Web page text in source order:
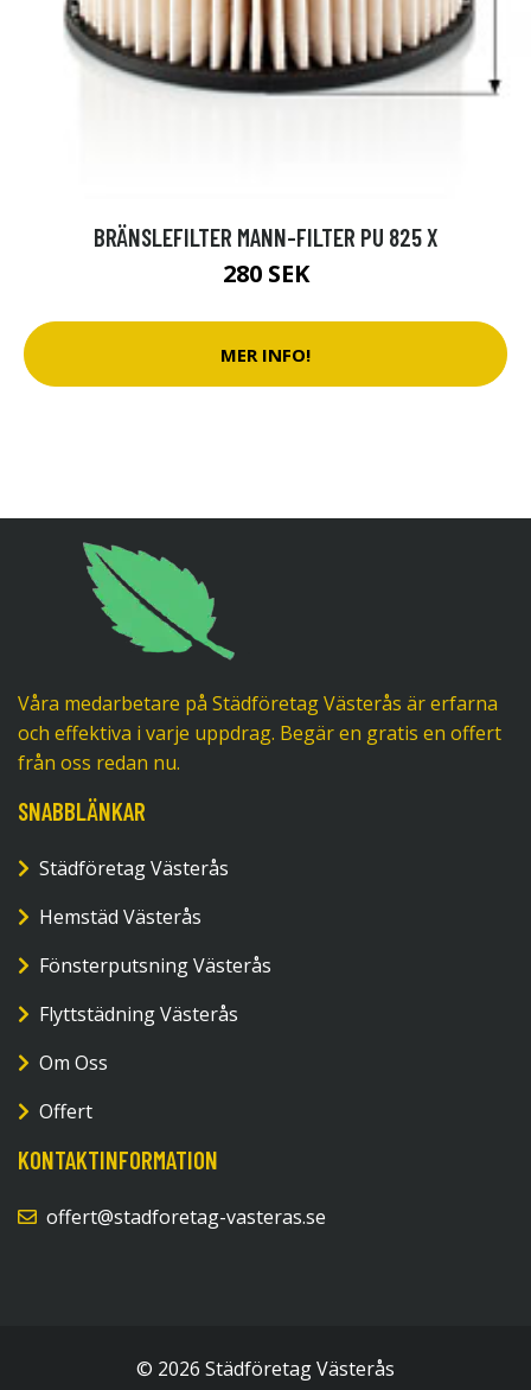
BRÄNSLEFILTER MANN-FILTER PU 825 X
280 SEK
MER INFO!
Våra medarbetare på Städföretag Västerås är erfarna
och effektiva i varje uppdrag. Begär en gratis en offert
från oss redan nu.
SNABBLÄNKAR
Städföretag Västerås
Hemstäd Västerås
Fönsterputsning Västerås
Flyttstädning Västerås
Om Oss
Offert
KONTAKTINFORMATION
offert@stadforetag-vasteras.se
© 2026 Städföretag Västerås